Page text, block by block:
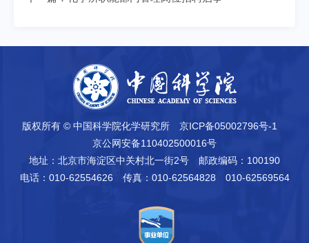
版权所有 © 中国科学院化学研究所
京ICP备05002796号-1
京公网安备110402500016号
地址：北京市海淀区中关村北一街2号
邮政编码：100190
电话：010-62554626
传真：010-62564828 010-62569564